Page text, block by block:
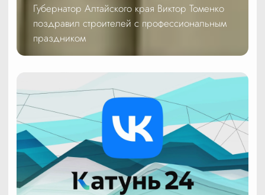
Губернатор Алтайского края Виктор Томенко
поздравил строителей с профессиональным
праздником